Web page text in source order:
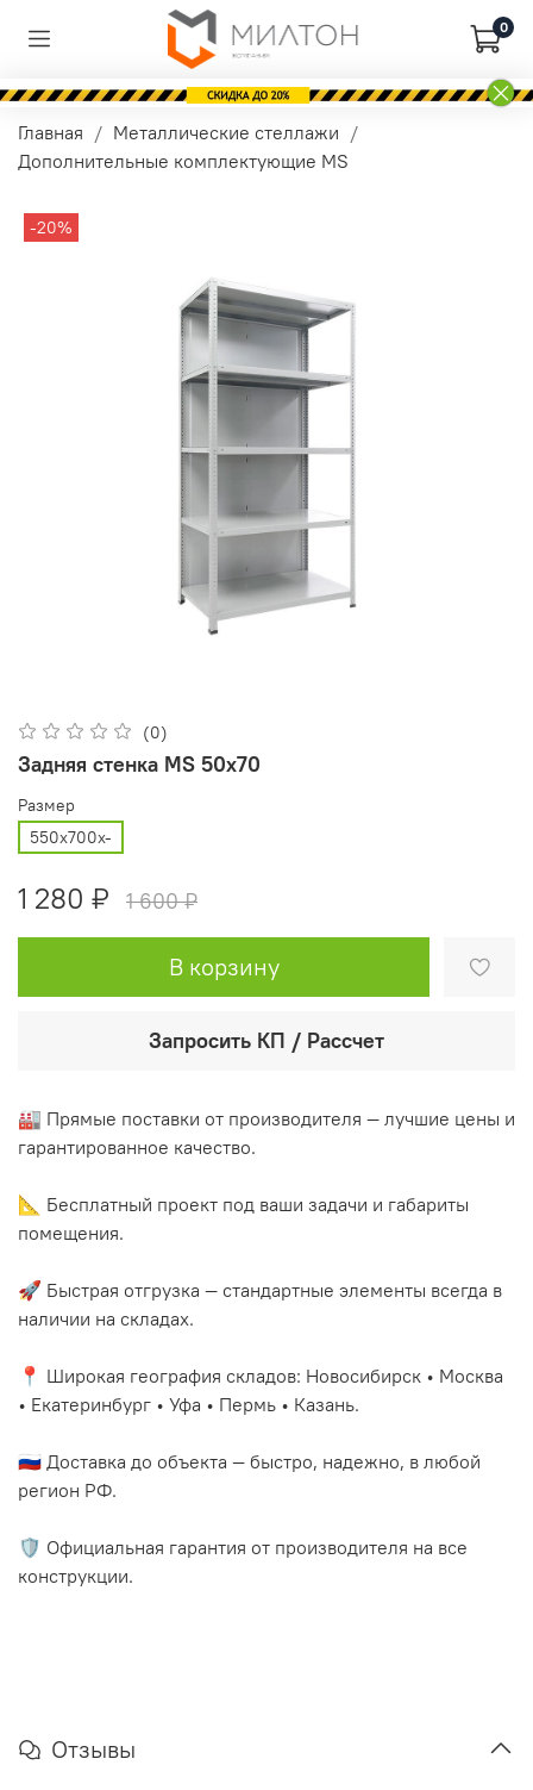
0
Главная
Металлические стеллажи
Дополнительные комплектующие MS
-20%
(0)
Задняя стенка MS 50x70
Размер
550x700x-
1 280 ₽ 1 600 ₽
В корзину
Запросить КП / Рассчет
🏭 Прямые поставки от производителя — лучшие цены и
гарантированное качество.
📐 Бесплатный проект под ваши задачи и габариты
помещения.
🚀 Быстрая отгрузка — стандартные элементы всегда в
наличии на складах.
📍 Широкая география складов: Новосибирск • Москва
• Екатеринбург • Уфа • Пермь • Казань.
🇷🇺 Доставка до объекта — быстро, надежно, в любой
регион РФ.
🛡️ Официальная гарантия от производителя на все
конструкции.
Отзывы